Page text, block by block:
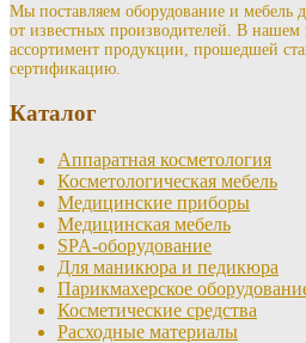
Мы поставляем оборудование и мебель
от известных производителей. В нашем
ассортимент продукции, прошедшей
сертификацию.
Каталог
Аппаратная косметология
Косметологическая мебель
Медицинские приборы
Медицинская мебель
SPA-оборудование
Для маникюра и педикюра
Парикмахерское
Косметические средства
Расходные материалы